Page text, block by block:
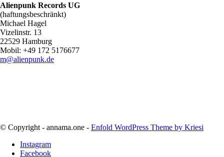
Alienpunk Records UG
(haftungsbeschränkt)
Michael Hagel
Vizelinstr. 13
22529 Hamburg
Mobil: +49 172 5176677
m@alienpunk.de
© Copyright - annama.one - Enfold WordPress Theme by Kriesi
Instagram
Facebook